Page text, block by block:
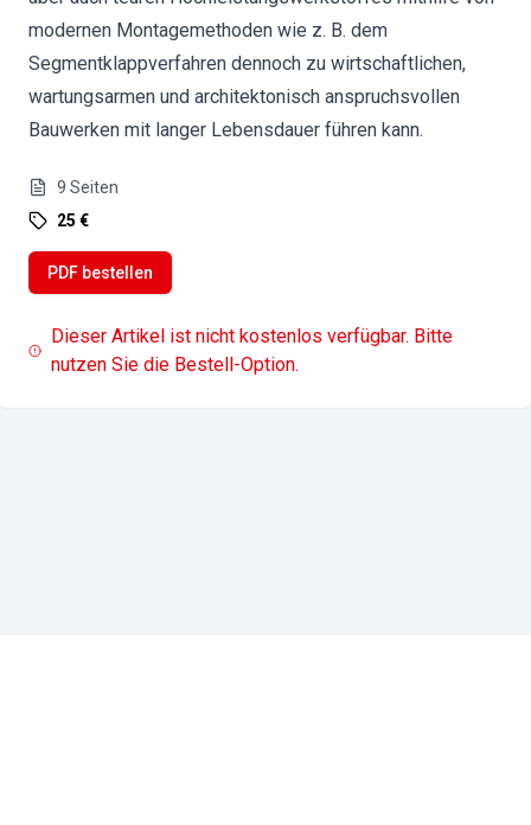
modernen Montagemethoden wie z. B. dem
Segmentklappverfahren dennoch zu wirtschaftlichen,
wartungsarmen und architektonisch anspruchsvollen
Bauwerken mit langer Lebensdauer führen kann.
9 Seiten
25 €
PDF bestellen
Dieser Artikel ist nicht kostenlos verfügbar. Bitte
nutzen Sie die Bestell-Option.